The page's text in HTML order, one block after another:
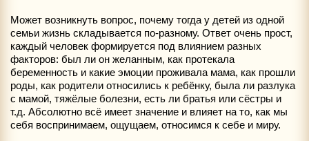
Может возникнуть вопрос, почему тогда у детей из одной
семьи жизнь складывается по-разному. Ответ очень прост,
каждый человек формируется под влиянием разных
факторов: был ли он желанным, как протекала
беременность и какие эмоции проживала мама, как прошли
роды, как родители относились к ребёнку, была ли разлука
с мамой, тяжёлые болезни, есть ли братья или сёстры и
т.д. Абсолютно всё имеет значение и влияет на то, как мы
себя воспринимаем, ощущаем, относимся к себе и миру.